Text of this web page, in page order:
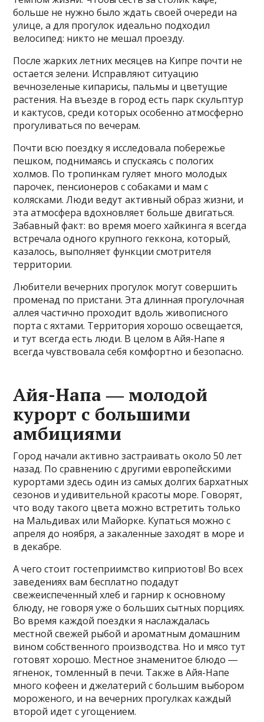
больше не нужно было ждать своей очереди на
улице, а для прогулок идеально подходил
велосипед: никто не мешал проезду.
После жарких летних месяцев на Кипре почти не
остается зелени. Исправляют ситуацию
вечнозеленые кипарисы, пальмы и цветущие
растения. На въезде в город есть парк скульптур
и кактусов, среди которых особенно атмосферно
прогуливаться по вечерам.
Почти всю поездку я исследовала побережье
пешком, поднимаясь и спускаясь с пологих
холмов. По тропинкам гуляет много молодых
парочек, пенсионеров с собаками и мам с
колясками. Люди ведут активный образ жизни, и
эта атмосфера вдохновляет больше двигаться.
Забавный факт: во время моего хайкинга я всегда
встречала одного крупного геккона, который,
казалось, выполняет функции смотрителя
территории.
Любители вечерних прогулок могут совершить
променад по пристани. Эта длинная прогулочная
аллея частично проходит вдоль живописного
порта с яхтами. Территория хорошо освещается,
и тут всегда есть люди. В целом в Айя-Напе я
всегда чувствовала себя комфортно и безопасно.
Айя-Напа ― молодой
курорт с большими
амбициями
Город начали активно застраивать около 50 лет
назад. По сравнению с другими европейскими
курортами здесь один из самых долгих бархатных
сезонов и удивительной красоты море. Говорят,
что воду такого цвета можно встретить только
на Мальдивах или Майорке. Купаться можно с
апреля до ноября, а закаленные заходят в море и
в декабре.
А чего стоит гостеприимство киприотов! Во всех
заведениях вам бесплатно подадут
свежеиспеченный хлеб и гарнир к основному
блюду, не говоря уже о больших сытных порциях.
Во время каждой поездки я наслаждалась
местной свежей рыбой и ароматным домашним
вином собственного производства. Но и мясо тут
готовят хорошо. Местное знаменитое блюдо ―
ягненок, томленный в печи. Также в Айя-Напе
много кофеен и джелатерий с большим выбором
мороженого, и на вечерних прогулках каждый
второй идет с угощением.